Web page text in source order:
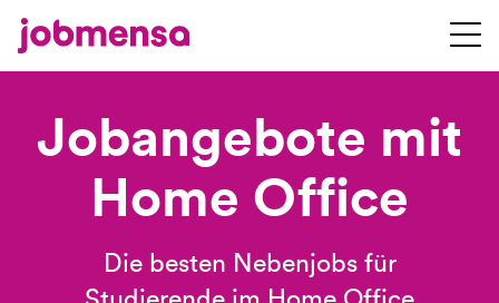
Jobangebote mit
Home Office
Die besten Nebenjobs für